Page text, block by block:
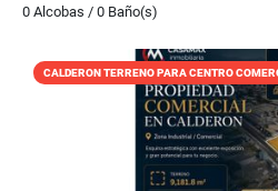
0 Alcobas / 0 Baño(s)
CALDERON TERRENO PARA CENTRO